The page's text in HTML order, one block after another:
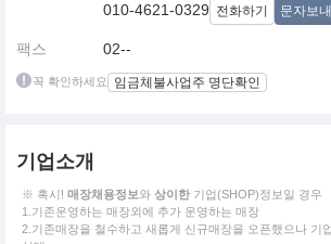
010-4621-0329 전화하기 문자보내
팩스 02--
꼭 확인하세요 임금체불사업주 명단확인
기업소개
※ 혹시! 매장채용정보와 상이한 기업(SHOP)정보일 경우
1.기존운영하는 매장외에 추가 운영하는 매장
2.기존매장을 철수하고 새롭게 신규매장을 오픈했으나 기